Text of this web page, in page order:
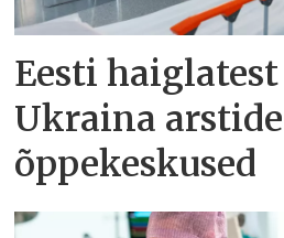
Eesti
Ukraina arstide
õppekeskused